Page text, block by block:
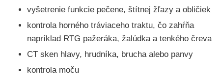
vyšetrenie funkcie pečene, štítnej žľazy a obličiek
kontrola horného tráviaceho traktu, čo zahŕňa
napríklad RTG pažeráka, žalúdka a tenkého čreva
CT sken hlavy, hrudníka, brucha alebo panvy
kontrola moču